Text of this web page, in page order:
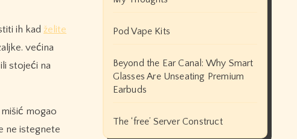
ih kad želite
većina
stojeći na
mogao
ne istegnete
Pod Vape Kits
Beyond the Ear Canal: Why Smart
Glasses Are Unseating Premium
Earbuds
The ‘free’ Server Construct